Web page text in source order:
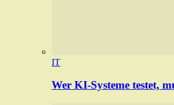
IT
Wer KI-Systeme testet,